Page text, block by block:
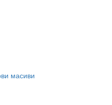
масиви